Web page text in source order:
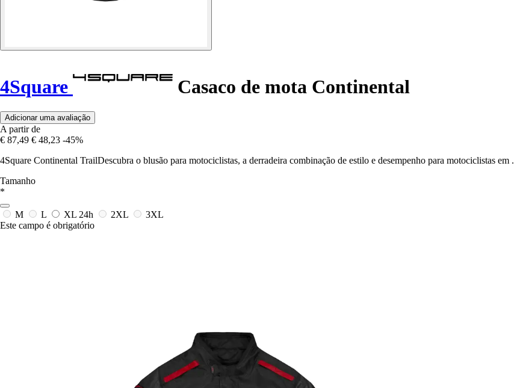
4Square Casaco de mota Continental
Adicionar uma avaliação
A partir de
€ 87,49 € 48,23 -45%
4Square Continental TrailDescubra o blusão para motociclistas, a derradeira combinação de estilo e desempenho para motociclistas em .
Tamanho
*
M L XL 24h 2XL
3XL
Este campo é obrigatório